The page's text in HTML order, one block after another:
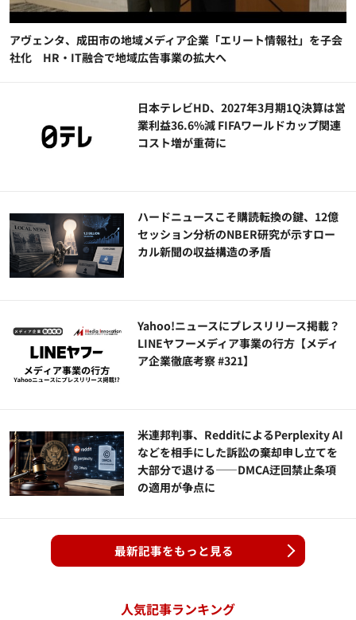
アヴェンタ、成田市の地域メディア企業「エリート情報社」を子会
社化 HR・IT融合で地域広告事業の拡大へ
日本テレビHD、2027年3月期1Q決算は営
業利益36.6%減 FIFAワールドカップ関連
コスト増が重荷に
ハードニュースこそ購読転換の鍵、12億
セッション分析のNBER研究が示すロー
カル新聞の収益構造の矛盾
Yahoo!ニュースにプレスリリース掲載？
LINEヤフーメディア事業の行方【メディ
ア企業徹底考察 #321】
米連邦判事、RedditによるPerplexity AI
などを相手にした訴訟の棄却申し立てを
大部分で退ける——DMCA迂回禁止条項
の適用が争点に
最新記事をもっと見る
人気記事ランキング